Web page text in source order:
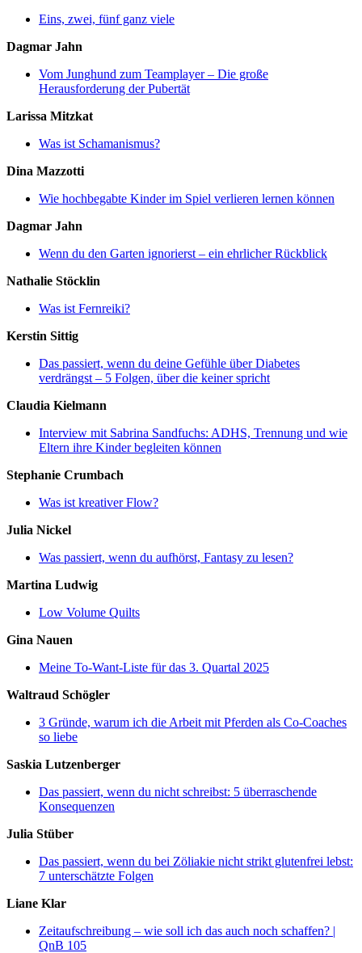
Eins, zwei, fünf ganz viele
Dagmar Jahn
Vom Junghund zum Teamplayer – Die große
Herausforderung der Pubertät
Larissa Mitzkat
Was ist Schamanismus?
Dina Mazzotti
Wie hochbegabte Kinder im Spiel verlieren lernen können
Dagmar Jahn
Wenn du den Garten ignorierst – ein ehrlicher Rückblick
Nathalie Stöcklin
Was ist Fernreiki?
Kerstin Sittig
Das passiert, wenn du deine Gefühle über Diabetes
verdrängst – 5 Folgen, über die keiner spricht
Claudia Kielmann
Interview mit Sabrina Sandfuchs: ADHS, Trennung und wie
Eltern ihre Kinder begleiten können
Stephanie Crumbach
Was ist kreativer Flow?
Julia Nickel
Was passiert, wenn du aufhörst, Fantasy zu lesen?
Martina Ludwig
Low Volume Quilts
Gina Nauen
Meine To-Want-Liste für das 3. Quartal 2025
Waltraud Schögler
3 Gründe, warum ich die Arbeit mit Pferden als Co-Coaches
so liebe
Saskia Lutzenberger
Das passiert, wenn du nicht schreibst: 5 überraschende
Konsequenzen
Julia Stüber
Das passiert, wenn du bei Zöliakie nicht strikt glutenfrei lebst:
7 unterschätzte Folgen
Liane Klar
Zeitaufschreibung – wie soll ich das auch noch schaffen? |
QnB 105